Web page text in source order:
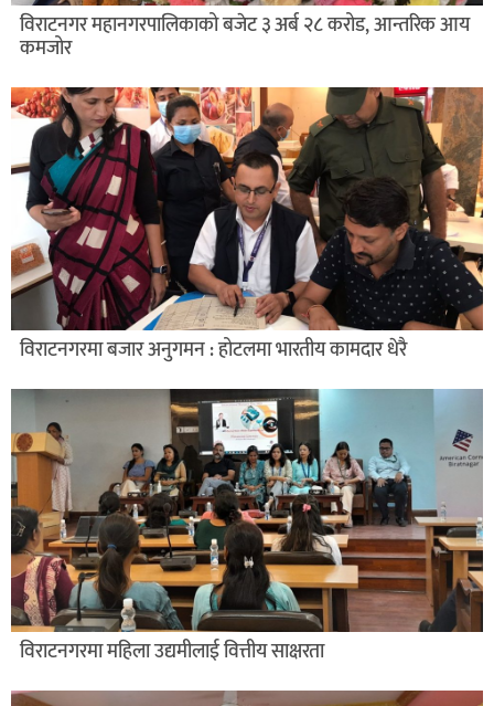
विराटनगर महानगरपालिकाको बजेट ३ अर्ब २८ करोड, आन्तरिक आय
कमजोर
विराटनगरमा बजार अनुगमन : होटलमा भारतीय कामदार धेरै
विराटनगरमा महिला उद्यमीलाई वित्तीय साक्षरता